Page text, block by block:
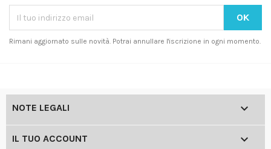
Rimani aggiornato sulle novità. Potrai annullare l'iscrizione in ogni momento.
NOTE LEGALI 
IL TUO ACCOUNT 